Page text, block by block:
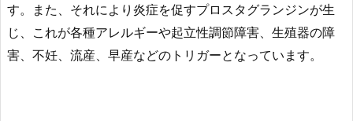
す。また、それにより炎症を促すプロスタグランジンが生
じ、これが各種アレルギーや起立性調節障害、生殖器の障
害、不妊、流産、早産などのトリガーとなっています。